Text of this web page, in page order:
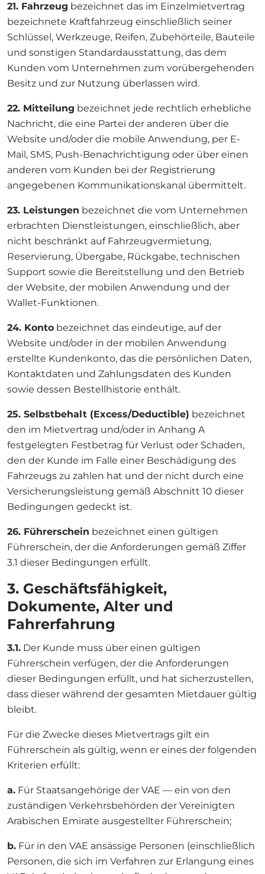
21. Fahrzeug bezeichnet das im Einzelmietvertrag
bezeichnete Kraftfahrzeug einschließlich seiner
Schlüssel, Werkzeuge, Reifen, Zubehörteile, Bauteile
und sonstigen Standardausstattung, das dem
Kunden vom Unternehmen zum vorübergehenden
Besitz und zur Nutzung überlassen wird.
22. Mitteilung bezeichnet jede rechtlich erhebliche
Nachricht, die eine Partei der anderen über die
Website und/oder die mobile Anwendung, per E-
Mail, SMS, Push-Benachrichtigung oder über einen
anderen vom Kunden bei der Registrierung
angegebenen Kommunikationskanal übermittelt.
23. Leistungen bezeichnet die vom Unternehmen
erbrachten Dienstleistungen, einschließlich, aber
nicht beschränkt auf Fahrzeugvermietung,
Reservierung, Übergabe, Rückgabe, technischen
Support sowie die Bereitstellung und den Betrieb
der Website, der mobilen Anwendung und der
Wallet-Funktionen.
24. Konto bezeichnet das eindeutige, auf der
Website und/oder in der mobilen Anwendung
erstellte Kundenkonto, das die persönlichen Daten,
Kontaktdaten und Zahlungsdaten des Kunden
sowie dessen Bestellhistorie enthält.
25. Selbstbehalt (Excess/Deductible) bezeichnet
den im Mietvertrag und/oder in Anhang A
festgelegten Festbetrag für Verlust oder Schaden,
den der Kunde im Falle einer Beschädigung des
Fahrzeugs zu zahlen hat und der nicht durch eine
Versicherungsleistung gemäß Abschnitt 10 dieser
Bedingungen gedeckt ist.
26. Führerschein bezeichnet einen gültigen
Führerschein, der die Anforderungen gemäß Ziffer
3.1 dieser Bedingungen erfüllt.
3. Geschäftsfähigkeit,
Dokumente, Alter und
Fahrerfahrung
3.1. Der Kunde muss über einen gültigen
Führerschein verfügen, der die Anforderungen
dieser Bedingungen erfüllt, und hat sicherzustellen,
dass dieser während der gesamten Mietdauer gültig
bleibt.
Für die Zwecke dieses Mietvertrags gilt ein
Führerschein als gültig, wenn er eines der folgenden
Kriterien erfüllt:
a. Für Staatsangehörige der VAE — ein von den
zuständigen Verkehrsbehörden der Vereinigten
Arabischen Emirate ausgestellter Führerschein;
b. Für in den VAE ansässige Personen (einschließlich
Personen, die sich im Verfahren zur Erlangung eines